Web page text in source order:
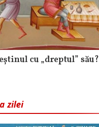
cu „dreptul” său?
zilei